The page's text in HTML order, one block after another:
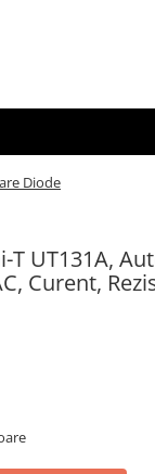
Diode
UT131A,
Curent,